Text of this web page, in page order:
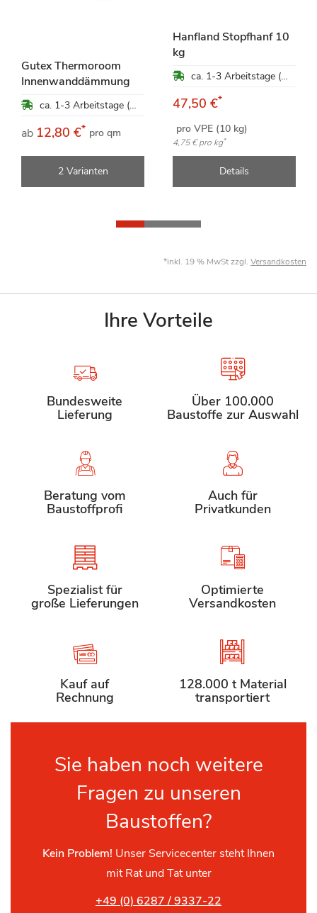
Gutex Thermoroom
Innenwanddämmung
ca. 1-3 Arbeitstage (Mo-Fr)
ab 12,80 €* pro qm
2 Varianten
Hanfland Stopfhanf 10
kg
ca. 1-3 Arbeitstage (Mo-Fr)
47,50 €*
pro VPE (10 kg)
4,75 €pro kg*
Details
*inkl. 19 % MwSt zzgl. Versandkosten
Ihre Vorteile
Bundesweite
Lieferung
Über 100.000
Baustoffe zur Auswahl
Beratung vom
Baustoffprofi
Auch für
Privatkunden
Spezialist für
große Lieferungen
Optimierte
Versandkosten
Kauf auf
Rechnung
128.000 t Material
transportiert
Sie haben noch weitere
Fragen zu unseren
Baustoffen?
Kein Problem! Unser Servicecenter steht Ihnen
mit Rat und Tat unter
+49 (0) 6287 / 9337-22